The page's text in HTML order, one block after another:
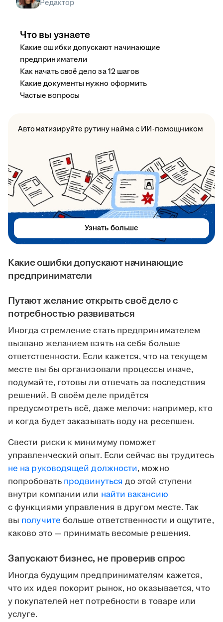
Какие ошибки допускают начинающие
предприниматели
Путают желание открыть своё дело с
потребностью развиваться
Иногда стремление стать предпринимателем
вызвано желанием взять на себя больше
ответственности. Если кажется, что на текущем
месте вы бы организовали процессы иначе,
подумайте, готовы ли отвечать за последствия
решений. В своём деле придётся
предусмотреть всё, даже мелочи: например, кто
и когда будет заказывать воду на ресепшен.
Свести риски к минимуму поможет
управленческий опыт. Если сейчас вы трудитесь
не на руководящей должности, можно
попробовать продвинуться до этой ступени
внутри компании или найти вакансию
с функциями управления в другом месте. Так
вы получите больше ответственности и ощутите,
каково это — принимать весомые решения.
Запускают бизнес, не проверив спрос
Иногда будущим предпринимателям кажется,
что их идея покорит рынок, но оказывается, что
у покупателей нет потребности в товаре или
услуге.
Редактор
Что вы узнаете
Какие ошибки допускают начинающие
предприниматели
Как начать своё дело за 12 шагов
Какие документы нужно оформить
Частые вопросы
Автоматизируйте рутину найма с ИИ-помощником
Узнать больше